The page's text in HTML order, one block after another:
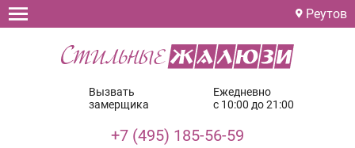
Реутов
Вызвать
замерщика
Ежедневно
с 10:00 до 21:00
+7 (495) 185-56-59